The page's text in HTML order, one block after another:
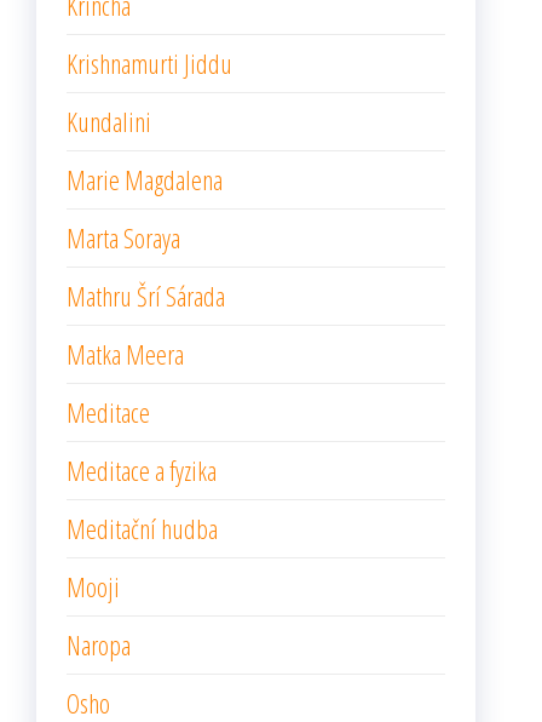
Krishnamurti Jiddu
Kundalini
Marie Magdalena
Marta Soraya
Mathru Šrí Sárada
Matka Meera
Meditace
Meditace a fyzika
Meditační hudba
Mooji
Naropa
Osho